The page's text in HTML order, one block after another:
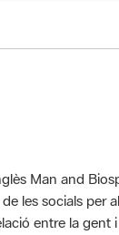
Man and
les socials per
entre la gent